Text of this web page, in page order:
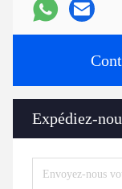
Expédiez-